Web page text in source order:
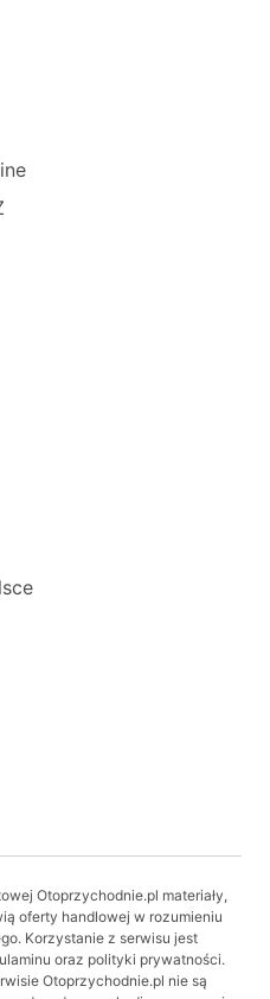
Otoprzychodnie.pl materiały,
oferty handlowej w rozumieniu
Korzystanie z serwisu jest
oraz polityki prywatności.
Otoprzychodnie.pl nie są